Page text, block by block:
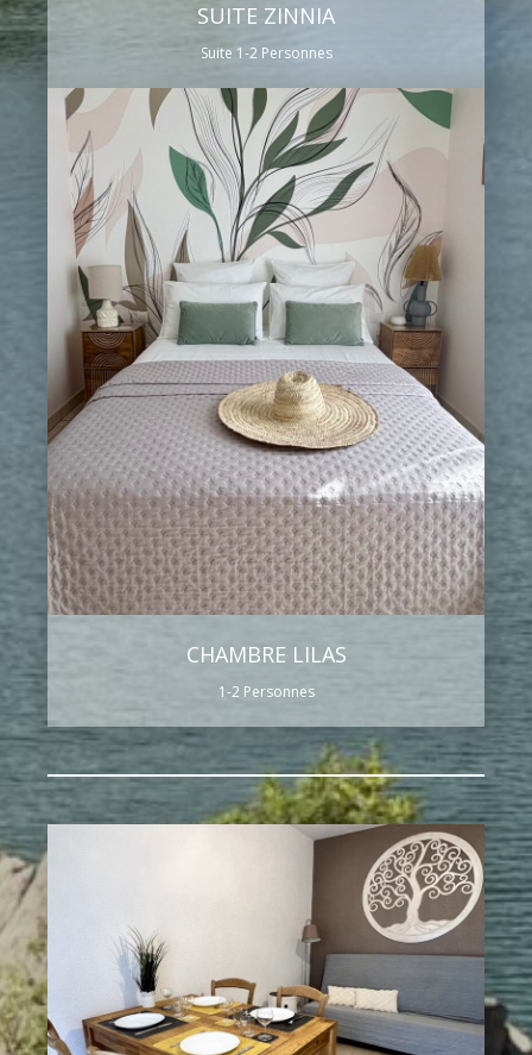
SUITE ZINNIA
Suite 1-2 Personnes
CHAMBRE LILAS
1-2 Personnes